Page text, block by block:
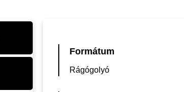
Formátum
Rágógolyó